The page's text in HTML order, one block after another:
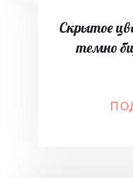
Скрытое
темно